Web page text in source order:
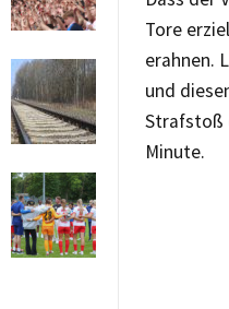
Tore
erahnen.
und
Strafstoß
Minute.